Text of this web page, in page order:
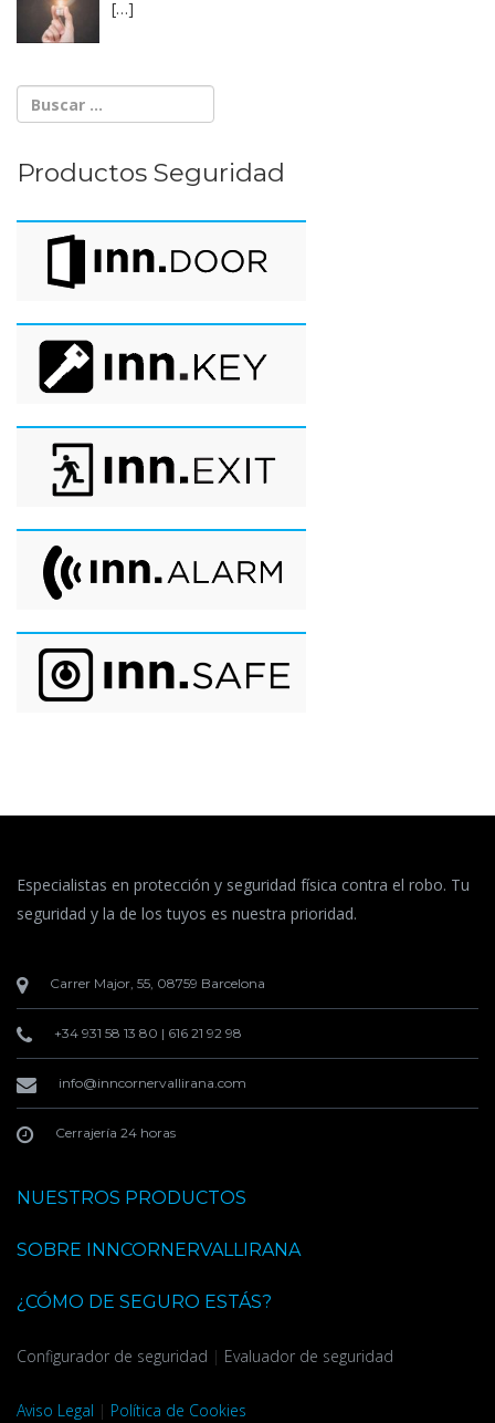
[…]
Productos Seguridad
Especialistas en protección y seguridad física contra el robo. Tu
seguridad y la de los tuyos es nuestra prioridad.
Carrer Major, 55, 08759 Barcelona
+34 931 58 13 80 | 616 21 92 98
info@inncornervallirana.com
Cerrajería 24 horas
NUESTROS PRODUCTOS
SOBRE INNCORNERVALLIRANA
¿CÓMO DE SEGURO ESTÁS?
Configurador de seguridad | Evaluador de seguridad
Aviso Legal | Política de Cookies